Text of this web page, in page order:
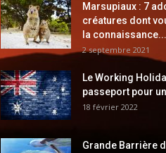
Marsupiaux : 7
créatures dont
la connaissance...
2 septembre 2021
Le Working
passeport pour
18 février 2022
Grande Barrière